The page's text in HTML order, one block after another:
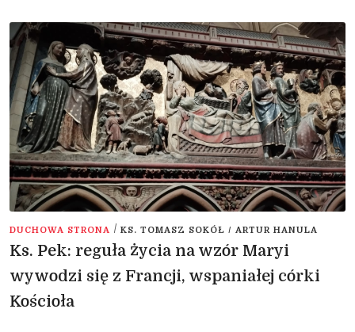
DUCHOWA STRONA / KS. TOMASZ SOKÓŁ / ARTUR HANULA
Ks. Pek: reguła życia na wzór Maryi
wywodzi się z Francji, wspaniałej córki
Kościoła